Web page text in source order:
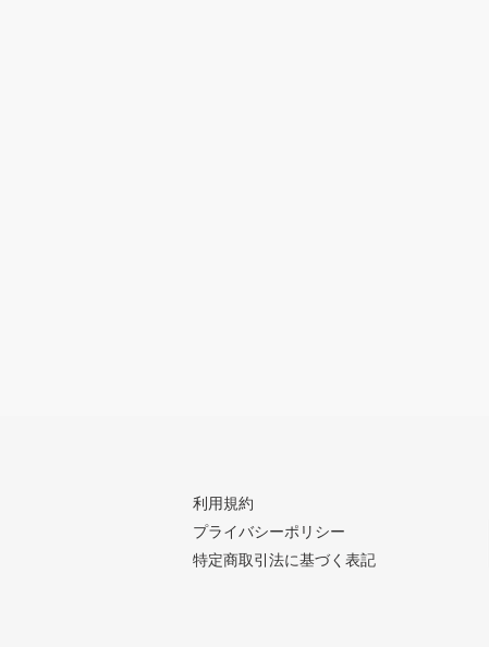
利用規約
プライバシーポリシー
特定商取引法に基づく表記